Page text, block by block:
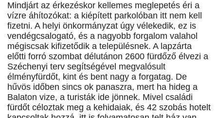
Mindjárt az érkezéskor kellemes meglepetés éri a
vízre áhítozókat: a kiépített parkolóban itt nem kell
fizetni. A helyi önkormányzat úgy vélekedik, ez is
vendégcsalogató, és a nagyobb forgalom valahol
mégiscsak kifizetődik a településnek. A lapzárta
előtti forró szombat délutánon 2600 fürdőző élvezi a
Széchenyi terv segítségével megvalósult
élményfürdőt, kint és bent nagy a forgatag. De
hűvös időben sincs ok panaszra, mert ha hideg a
Balaton vize, a turisták ide jönnek. Mivel családi
fürdőt céloztak meg a kehidaiak, és 42 szobás hotelt